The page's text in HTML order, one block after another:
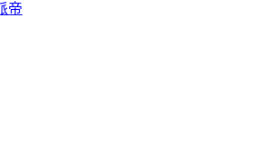
帝